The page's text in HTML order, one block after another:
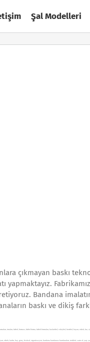
Şal Modelleri
çıkmayan baskı
yapmaktayız.
Bandana
baskı ve dikiş
imalatı, futbol, forması, futbol forma, futbol formaları, basketbol, voleybol, hentbol, bayan, erkek, kız,
erkek, kadın, bay, genç, festival, organizasyon, bandana bandanası bandanaları, renkleri, satın al, yap,